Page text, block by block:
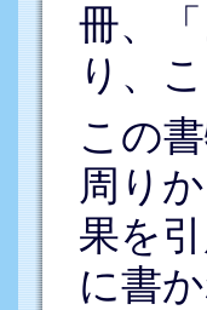
冊、
り、
この
周り
果を
に書